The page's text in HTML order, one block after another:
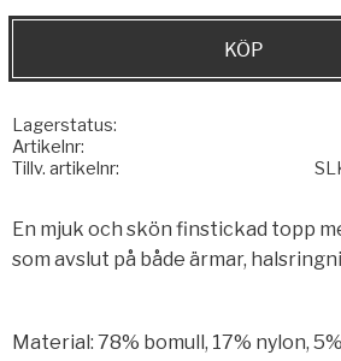
KÖP
Lagerstatus
Artikelnr
Tillv. artikelnr
En mjuk och skön finstickad topp
som avslut på både ärmar,
Material: 78% bomull, 17% nylon,